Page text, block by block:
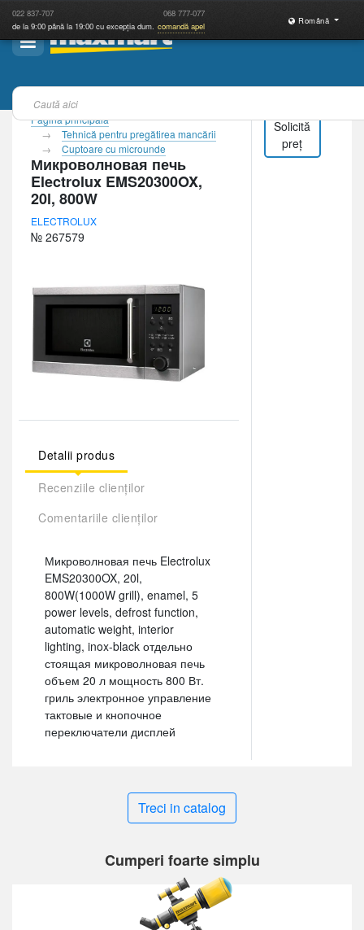
022 837-707 068 777-077
de la 9:00 până la 19:00 cu excepția dum. comandă apel
Română
Pagina principală
Tehnică pentru pregătirea mancării
Cuptoare cu microunde
Микроволновая печь
Electrolux EMS20300OX,
20l, 800W
ELECTROLUX
№ 267579
Detalii produs
Recenziile clienților
Comentariile clienților
Микроволновая печь Electrolux
EMS20300OX, 20l,
800W(1000W grill), enamel, 5
power levels, defrost function,
automatic weight, interior
lighting, inox-black отдельно
стоящая микроволновая печь
объем 20 л мощность 800 Вт.
гриль электронное управление
тактовые и кнопочное
переключатели дисплей
Solicită
preț
Treci in catalog
Cumperi foarte simplu